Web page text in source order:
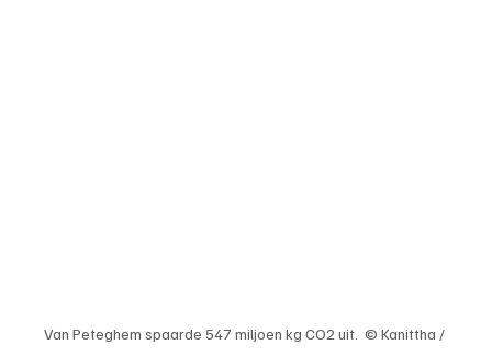
Van Peteghem spaarde 547 miljoen kg CO2 uit.  © Kanittha /